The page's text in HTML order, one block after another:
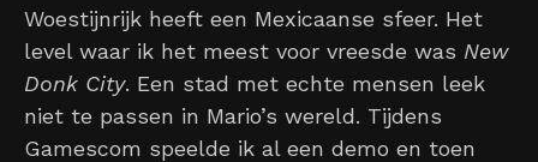
Woestijnrijk heeft een Mexicaanse sfeer. Het
level waar ik het meest voor vreesde was New
Donk City. Een stad met echte mensen leek
niet te passen in Mario’s wereld. Tijdens
Gamescom speelde ik al een demo en toen